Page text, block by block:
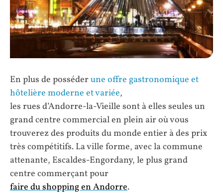
En plus de posséder une offre gastronomique et
hôtelière moderne et variée,
les rues d’Andorre-la-Vieille sont à elles seules un
grand centre commercial en plein air où vous
trouverez des produits du monde entier à des prix
très compétitifs. La ville forme, avec la commune
attenante, Escaldes-Engordany, le plus grand
centre commerçant pour
faire du shopping en Andorre.